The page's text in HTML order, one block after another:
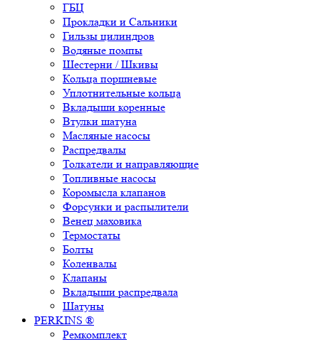
ГБЦ
Прокладки и Сальники
Гильзы цилиндров
Водяные помпы
Шестерни / Шкивы
Кольца поршневые
Уплотнительные кольца
Вкладыши коренные
Втулки шатуна
Масляные насосы
Распредвалы
Толкатели и направляющие
Топливные насосы
Коромысла клапанов
Форсунки и распылители
Венец маховика
Термостаты
Болты
Коленвалы
Клапаны
Вкладыши распредвала
Шатуны
PERKINS ®
Ремкомплект